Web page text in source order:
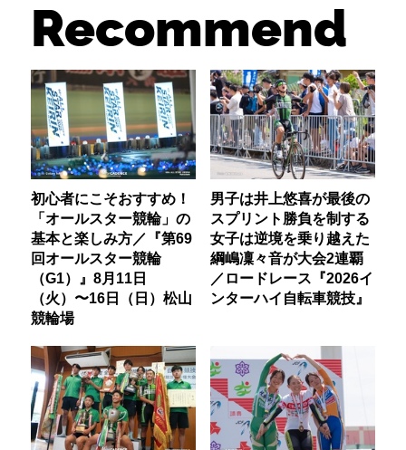
Recommend
初心者にこそおすすめ！
「オールスター競輪」の
基本と楽しみ方／『第69
回オールスター競輪
（G1）』8月11日
（火）〜16日（日）松山
競輪場
男子は井上悠喜が最後の
スプリント勝負を制する
女子は逆境を乗り越えた
綱嶋凜々音が大会2連覇
／ロードレース『2026イ
ンターハイ自転車競技』